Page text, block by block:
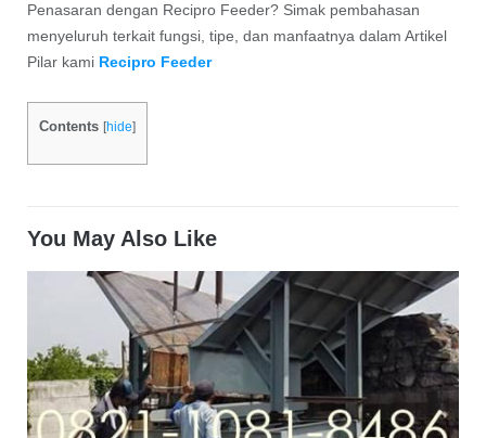
Penasaran dengan Recipro Feeder? Simak pembahasan
menyeluruh terkait fungsi, tipe, dan manfaatnya dalam Artikel
Pilar kami Recipro Feeder
Contents [hide]
You May Also Like